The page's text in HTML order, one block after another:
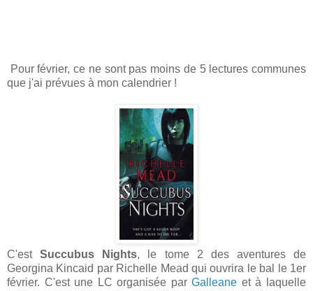
Pour février, ce ne sont pas moins de 5 lectures communes
que j'ai prévues à mon calendrier !
C'estSuccubus Nights, le tome 2 des aventures de
Georgina Kincaid par Richelle Mead qui ouvrira le bal le 1er
février. C'est une LC organisée parGalleane et à laquelle